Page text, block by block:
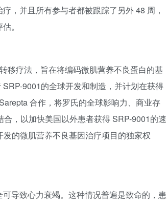
，并且所有参与者都被跟踪了另外 48 周，
。
移疗法，旨在将编码微肌营养不良蛋白的基
9001的全球开发和制造，并计划在获得
合作，将罗氏的全球影响力、商业存
，以加快美国以外患者获得 SRP-9001的速
的微肌营养不良基因治疗项目的独家权
导致心力衰竭。这种情况普遍是致命的，患